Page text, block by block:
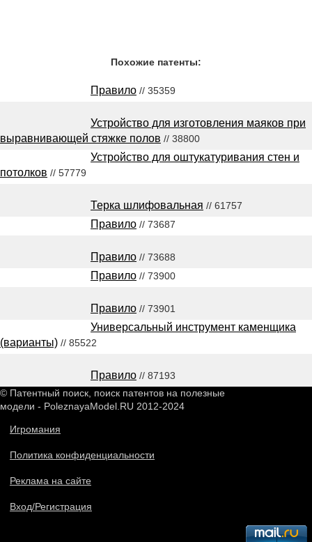
Похожие патенты:
Правило // 35359
Устройство для изготовления маяков при
выравнивающей стяжке полов // 38800
Устройство для оштукатуривания стен и
потолков // 57779
Терка шлифовальная // 61757
Правило // 73687
Правило // 73688
Правило // 73900
Правило // 73901
Универсальный инструмент каменщика
(варианты) // 85522
Правило // 87193
© Патентный поиск, поиск патентов на полезные
модели - PoleznayaModel.RU 2012-2024
Игромания
Политика конфиденциальности
Реклама на сайте
Вход/Регистрация